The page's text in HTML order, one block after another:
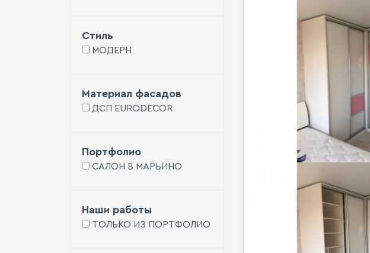
Стиль
МОДЕРН
Материал фасадов
ДСП EURODECOR
Портфолио
САЛОН В МАРЬИНО
Наши работы
ТОЛЬКО ИЗ ПОРТФОЛИО